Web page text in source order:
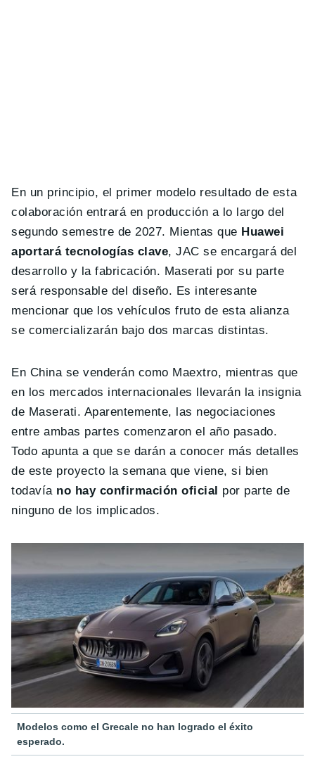
En un principio, el primer modelo resultado de esta
colaboración entrará en producción a lo largo del
segundo semestre de 2027. Mientas que Huawei
aportará tecnologías clave, JAC se encargará del
desarrollo y la fabricación. Maserati por su parte
será responsable del diseño. Es interesante
mencionar que los vehículos fruto de esta alianza
se comercializarán bajo dos marcas distintas.
En China se venderán como Maextro, mientras que
en los mercados internacionales llevarán la insignia
de Maserati. Aparentemente, las negociaciones
entre ambas partes comenzaron el año pasado.
Todo apunta a que se darán a conocer más detalles
de este proyecto la semana que viene, si bien
todavía no hay confirmación oficial por parte de
ninguno de los implicados.
Modelos como el Grecale no han logrado el éxito
esperado.